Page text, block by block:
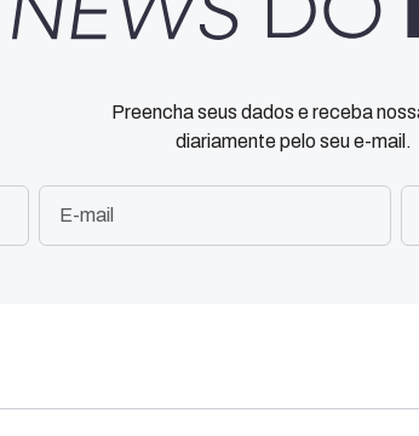
Preencha seus dados e receba
diariamente pelo seu e-mail.